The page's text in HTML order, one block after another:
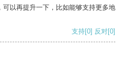
以再提升一下，比如能够支持更多地
支持[0] 反对[0]